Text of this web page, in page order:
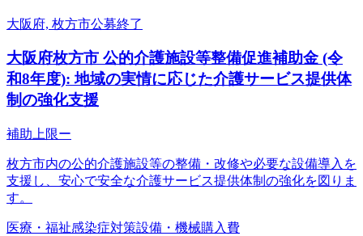
大阪府, 枚方市公募終了
大阪府枚方市 公的介護施設等整備促進補助金 (令
和8年度): 地域の実情に応じた介護サービス提供体
制の強化支援
補助上限ー
枚方市内の公的介護施設等の整備・改修や必要な設備導入を
支援し、安心で安全な介護サービス提供体制の強化を図りま
す。
医療・福祉感染症対策設備・機械購入費